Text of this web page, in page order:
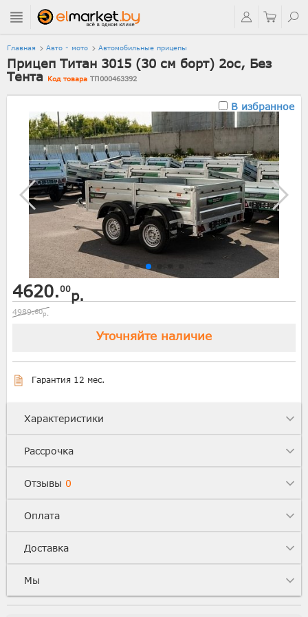
Главная Авто - мото Автомобильные прицепы
Прицеп Титан 3015 (30 см борт) 2ос, Без
Тента
Код товара ТП000463392
В избранное
4620.00р.
4989.60р.
Уточняйте наличие
Гарантия 12 мес.
Характеристики
Рассрочка
Отзывы 0
Оплата
Доставка
Мы